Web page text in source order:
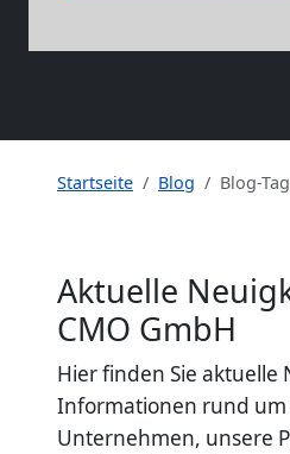
Startseite Blog Blog-Tag
Aktuelle
CMO GmbH
Hier finden Sie aktuelle
Informationen rund
Unternehmen, unsere